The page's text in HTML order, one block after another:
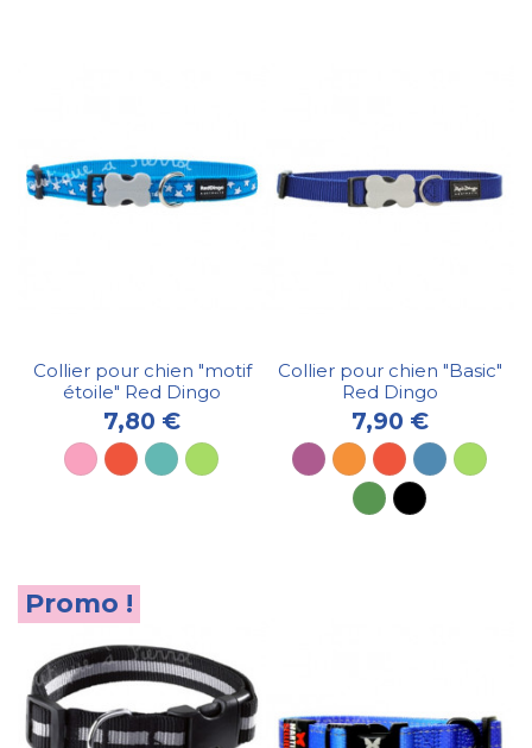
Collier pour chien "motif
étoile" Red Dingo
7,80 €
Collier pour chien "Basic"
Red Dingo
7,90 €
Promo !